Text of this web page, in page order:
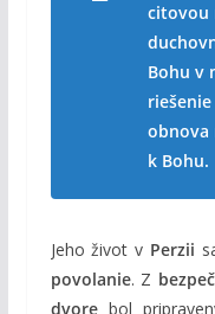
citovou
Bohu v
obnova
k Bohu.
Jeho život v Perzii
povolanie. Z
dvorebol